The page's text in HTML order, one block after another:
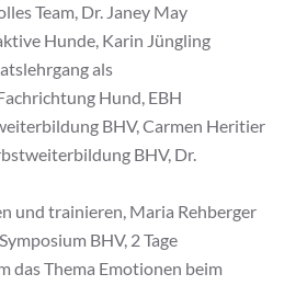
Team, Dr. Janey May
Hunde, Karin Jüngling
als
Hund, EBH
BHV, Carmen Heritier
BHV, Dr.
und trainieren, Maria Rehberger
BHV, 2 Tage
das Thema Emotionen beim